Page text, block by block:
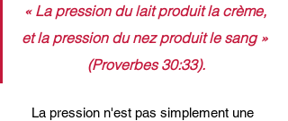
« La pression du lait produit la crème,
et la pression du nez produit le sang »
(Proverbes 30:33).
La pression n'est pas simplement une